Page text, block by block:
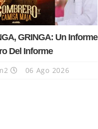
GRINGA: Un Informe
Del Informe
06 Ago 2026